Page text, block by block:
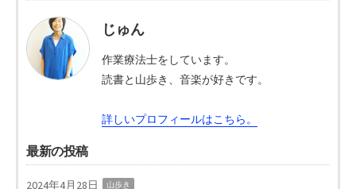
じゅん
作業療法士をしています。
読書と山歩き、音楽が好きです。
詳しいプロフィールはこちら。
最新の投稿
2024年4月28日 山歩き